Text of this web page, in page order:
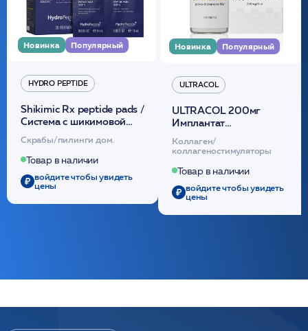
Новинка Популярный
HYDRO PEPTIDE
Shikimic Rx peptide pads /
Cистема с шикимовой
кислотой обновляющая
(30шт) /HP
Скрабы/пилинги дом.
Товар в наличии
войдите чтобы увидеть
цены
Новинка Популярный
ULTRACOL
ULTRACOL 200мг
Имплантат
внутридермальный,
стерильный на основе
полидиоксанона
/ULTRACOL
Коллаген/
коллагеностимуляторы
Товар в наличии
войдите чтобы увидеть
цены